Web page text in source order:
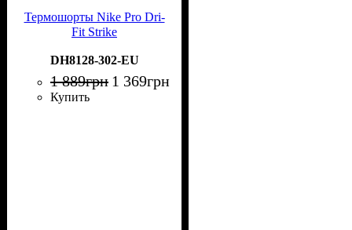
Термошорты Nike Pro Dri-
Fit Strike
DH8128-302-EU
1 889грн 1 369грн
Купить